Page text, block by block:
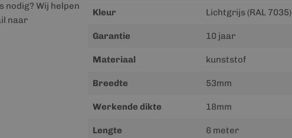
nodig? Wij helpen
naar
Kleur Lichtgrijs (RAL 7035)
Garantie 10 jaar
Materiaal kunststof
Breedte 53mm
Werkende dikte 18mm
Lengte 6 meter